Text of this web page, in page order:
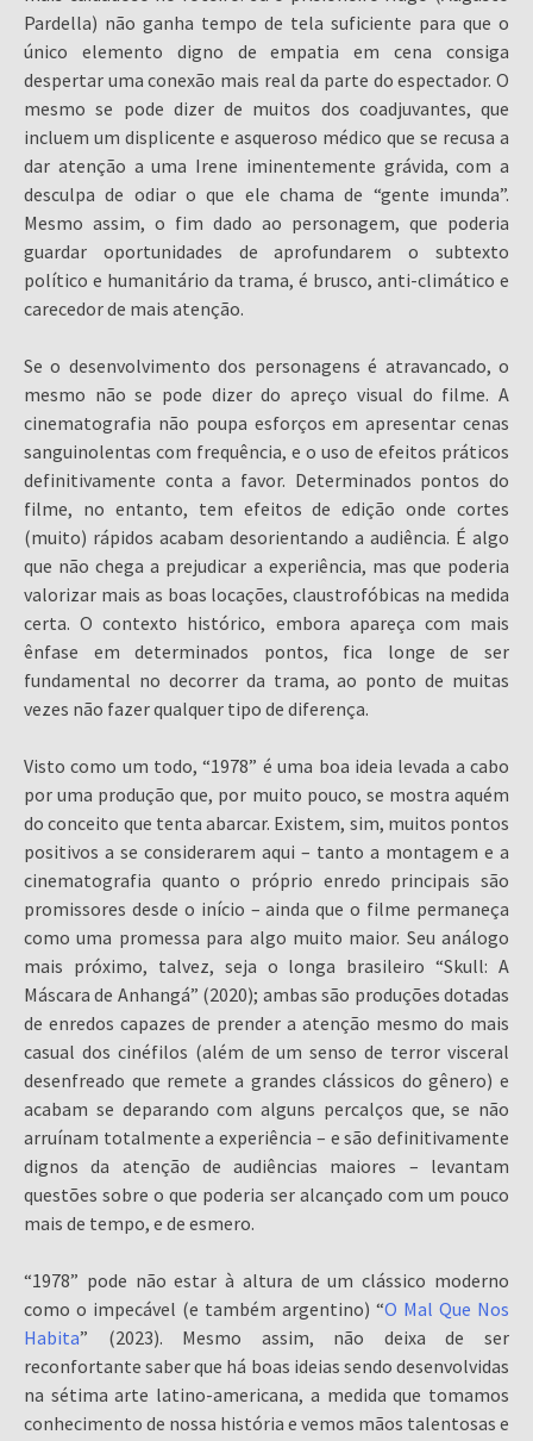
Pardella) não ganha tempo de tela suficiente para que o
único elemento digno de empatia em cena consiga
despertar uma conexão mais real da parte do espectador. O
mesmo se pode dizer de muitos dos coadjuvantes, que
incluem um displicente e asqueroso médico que se recusa a
dar atenção a uma Irene iminentemente grávida, com a
desculpa de odiar o que ele chama de “gente imunda”.
Mesmo assim, o fim dado ao personagem, que poderia
guardar oportunidades de aprofundarem o subtexto
político e humanitário da trama, é brusco, anti-climático e
carecedor de mais atenção.
Se o desenvolvimento dos personagens é atravancado, o
mesmo não se pode dizer do apreço visual do filme. A
cinematografia não poupa esforços em apresentar cenas
sanguinolentas com frequência, e o uso de efeitos práticos
definitivamente conta a favor. Determinados pontos do
filme, no entanto, tem efeitos de edição onde cortes
(muito) rápidos acabam desorientando a audiência. É algo
que não chega a prejudicar a experiência, mas que poderia
valorizar mais as boas locações, claustrofóbicas na medida
certa. O contexto histórico, embora apareça com mais
ênfase em determinados pontos, fica longe de ser
fundamental no decorrer da trama, ao ponto de muitas
vezes não fazer qualquer tipo de diferença.
Visto como um todo, “1978” é uma boa ideia levada a cabo
por uma produção que, por muito pouco, se mostra aquém
do conceito que tenta abarcar. Existem, sim, muitos pontos
positivos a se considerarem aqui – tanto a montagem e a
cinematografia quanto o próprio enredo principais são
promissores desde o início – ainda que o filme permaneça
como uma promessa para algo muito maior. Seu análogo
mais próximo, talvez, seja o longa brasileiro “Skull: A
Máscara de Anhangá” (2020); ambas são produções dotadas
de enredos capazes de prender a atenção mesmo do mais
casual dos cinéfilos (além de um senso de terror visceral
desenfreado que remete a grandes clássicos do gênero) e
acabam se deparando com alguns percalços que, se não
arruínam totalmente a experiência – e são definitivamente
dignos da atenção de audiências maiores – levantam
questões sobre o que poderia ser alcançado com um pouco
mais de tempo, e de esmero.
“1978” pode não estar à altura de um clássico moderno
como o impecável (e também argentino) “O Mal Que Nos
Habita” (2023). Mesmo assim, não deixa de ser
reconfortante saber que há boas ideias sendo desenvolvidas
na sétima arte latino-americana, a medida que tomamos
conhecimento de nossa história e vemos mãos talentosas e